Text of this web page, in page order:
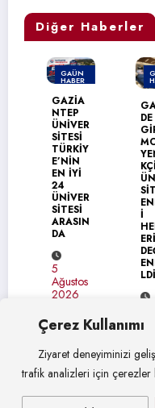
Çerez Kullanımı
Ziyaret deneyiminizi
trafik analizleri için çerezler
Diğer Haberler
GAÜN
HABER
MANŞET
GAZİA
NTEP
ÜNİVER
SİTESİ
TÜRKİY
E’NİN
EN İYİ
ÜNİVER
SİTESİ
ARASIN
Ağustos
2026
GAÜN
HABER
GAÜN’
GİRİŞİ
MCİ VE
YENİLİ
SİTE
ENDİRİ
Ağustos